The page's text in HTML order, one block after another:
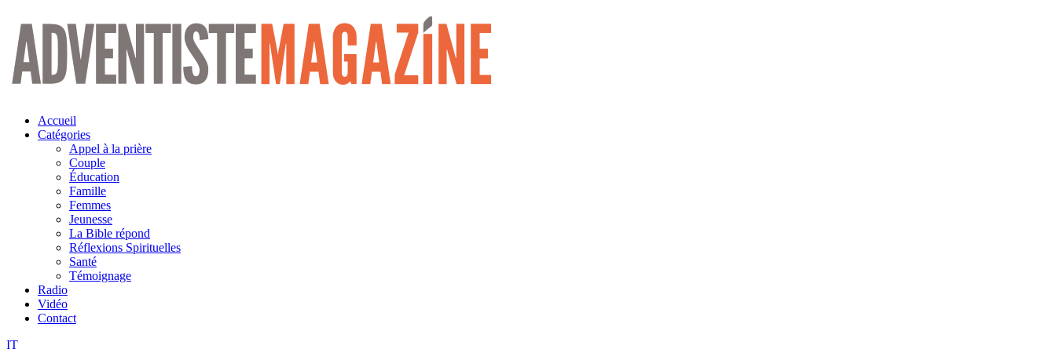
Aller
contenu
Accueil
Catégories
Appel à la prière
Couple
Éducation
Famille
Femmes
Jeunesse
La Bible répond
Réflexions Spirituelles
Santé
Témoignage
Radio
Vidéo
Contact
IT